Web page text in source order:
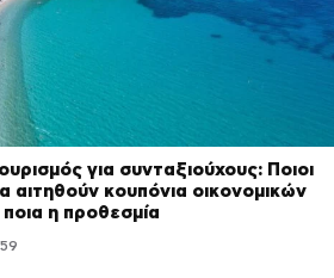
για συνταξιούχους: Ποιοι
αιτηθούν κουπόνια οικονομικών
η προθεσμία